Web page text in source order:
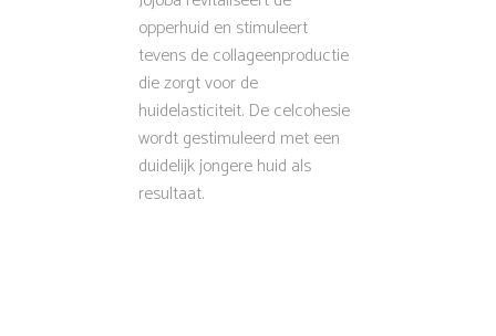
opperhuid en stimuleert
tevens de collageenproductie
die zorgt voor de
huidelasticiteit. De celcohesie
wordt gestimuleerd met een
duidelijk jongere huid als
resultaat.